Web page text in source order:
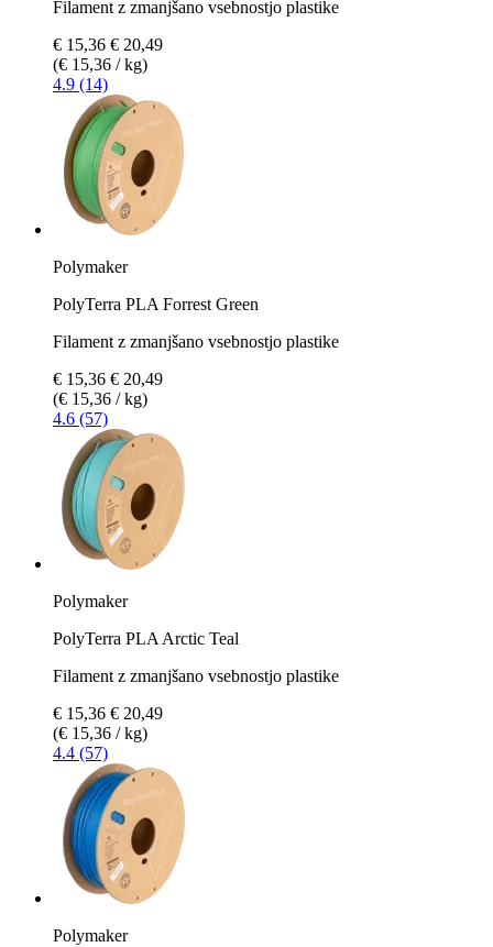
Filament z zmanjšano vsebnostjo plastike
€ 15,36 € 20,49
(€ 15,36 / kg)
4.9 (14)
Polymaker
PolyTerra PLA Forrest Green
Filament z zmanjšano vsebnostjo plastike
€ 15,36 € 20,49
(€ 15,36 / kg)
4.6 (57)
Polymaker
PolyTerra PLA Arctic Teal
Filament z zmanjšano vsebnostjo plastike
€ 15,36 € 20,49
(€ 15,36 / kg)
4.4 (57)
Polymaker